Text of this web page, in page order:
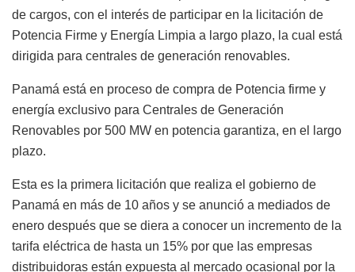
de cargos, con el interés de participar en la licitación de
Potencia Firme y Energía Limpia a largo plazo, la cual está
dirigida para centrales de generación renovables.
Panamá está en proceso de compra de Potencia firme y
energía exclusivo para Centrales de Generación
Renovables por 500 MW en potencia garantiza, en el largo
plazo.
Esta es la primera licitación que realiza el gobierno de
Panamá en más de 10 años y se anunció a mediados de
enero después que se diera a conocer un incremento de la
tarifa eléctrica de hasta un 15% por que las empresas
distribuidoras están expuesta al mercado ocasional por la